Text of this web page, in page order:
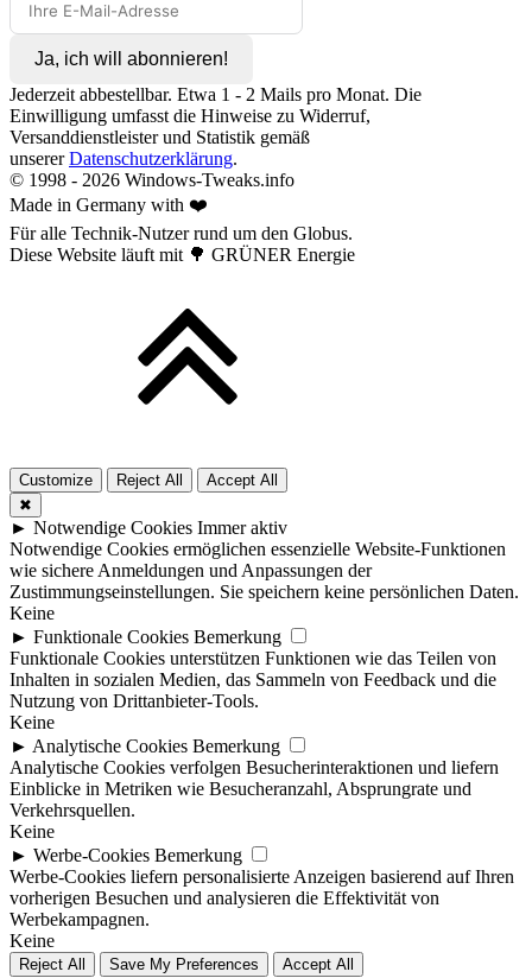
Ja, ich will abonnieren!
Jederzeit abbestellbar. Etwa 1 - 2 Mails pro Monat. Die
Einwilligung umfasst die Hinweise zu Widerruf,
Versanddienstleister und Statistik gemäß
unsererDatenschutzerklärung.
© 1998 - 2026 Windows-Tweaks.info
Made in Germany with ❤️
Für alle Technik-Nutzer rund um den Globus.
Diese Website läuft mit 🌳 GRÜNER Energie
Customize Reject All
Accept All
✖
► Notwendige Cookies Immer aktiv
Notwendige Cookies ermöglichen essenzielle Website-Funktionen
wie sichere Anmeldungen und Anpassungen der
Zustimmungseinstellungen. Sie speichern keine persönlichen Daten.
Keine
► Funktionale Cookies Bemerkung
Funktionale Cookies unterstützen Funktionen wie das Teilen von
Inhalten in sozialen Medien, das Sammeln von Feedback und die
Nutzung von Drittanbieter-Tools.
Keine
► Analytische Cookies Bemerkung
Analytische Cookies verfolgen Besucherinteraktionen und liefern
Einblicke in Metriken wie Besucheranzahl, Absprungrate und
Verkehrsquellen.
Keine
► Werbe-Cookies Bemerkung
Werbe-Cookies liefern personalisierte Anzeigen basierend auf Ihren
vorherigen Besuchen und analysieren die Effektivität von
Werbekampagnen.
Keine
Reject All Save My Preferences Accept All